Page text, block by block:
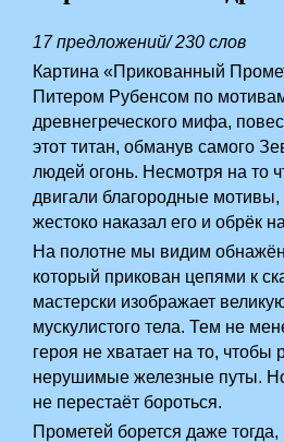
17 предложений/ 230 слов
Картина «Прикованный
Питером Рубенсом по
древнегреческого мифа,
этот титан, обманув самого
людей огонь. Несмотря на то
двигали благородные
жестоко наказал его и обрёк
На полотне мы видим
который прикован цепями к
мастерски изображает
мускулистого тела. Тем не
героя не хватает на то, чтобы
нерушимые железные путы.
не перестаёт бороться.
Прометей борется даже